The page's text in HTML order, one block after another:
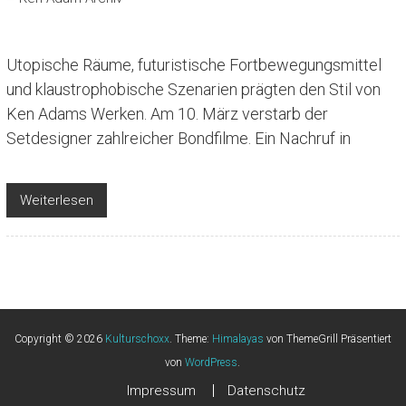
Utopische Räume, futuristische Fortbewegungsmittel
und klaustrophobische Szenarien prägten den Stil von
Ken Adams Werken. Am 10. März verstarb der
Setdesigner zahlreicher Bondfilme. Ein Nachruf in
Weiterlesen
Copyright © 2026 Kulturschoxx. Theme: Himalayas von ThemeGrill Präsentiert
vonWordPress.
Impressum Datenschutz